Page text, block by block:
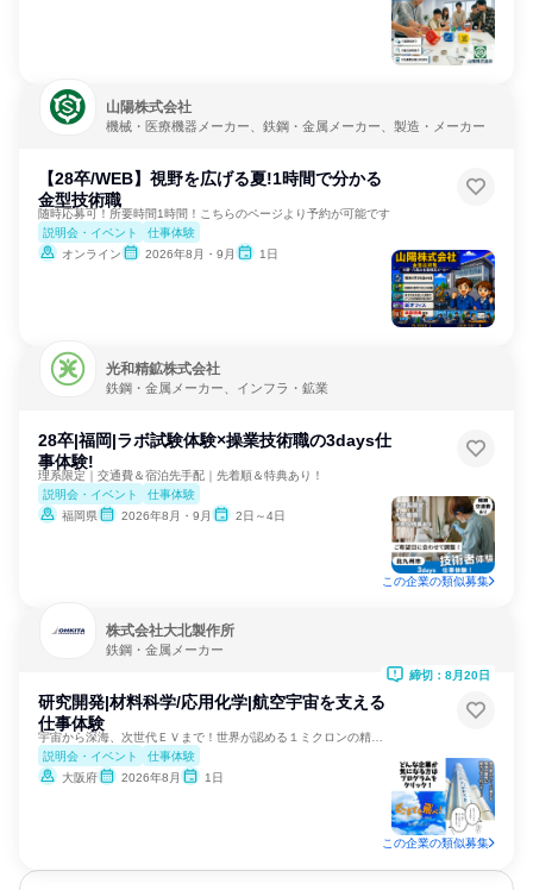
山陽株式会社
機械・医療機器メーカー、鉄鋼・金属メーカー、製造・メーカー
【28卒/WEB】視野を広げる夏!1時間で分かる
金型技術職
随時応募可！所要時間1時間！こちらのページより予約が可能です
説明会・イベント
仕事体験
オンライン
2026年8月・9月 1日
光和精鉱株式会社
鉄鋼・金属メーカー、インフラ・鉱業
28卒|福岡|ラボ試験体験×操業技術職の3days仕
事体験!
理系限定｜交通費＆宿泊先手配｜先着順＆特典あり！
説明会・イベント
仕事体験
福岡県
2026年8月・9月 2日～4日
この企業の類似募集
株式会社大北製作所
鉄鋼・金属メーカー
研究開発|材料科学/応用化学|航空宇宙を支える
仕事体験
説明会・イベント
仕事体験
大阪府
2026年8月 1日
締切：8月20日
この企業の類似募集